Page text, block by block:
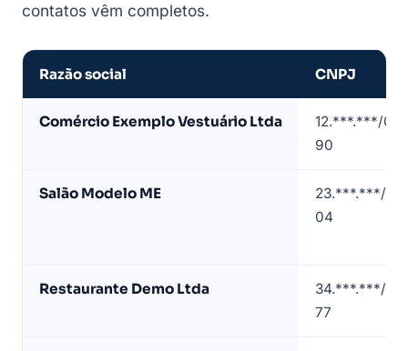
contatos vêm completos.
empresas
(dados
Razão social CNPJ
Comércio Exemplo Vestuário Ltda
12.***.***/
90
Salão Modelo ME
23.***.***/
04
Restaurante Demo Ltda
34.***.***/
77